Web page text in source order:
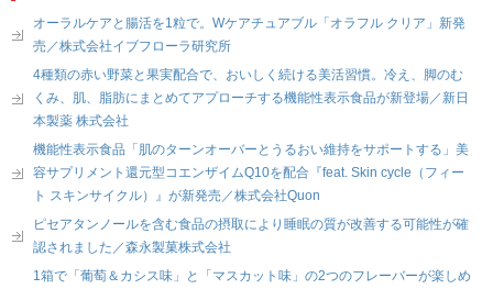
オーラルケアと腸活を1粒で。Wケアチュアブル「オラフル クリア」新発
売／株式会社イブフローラ研究所
4種類の赤い野菜と果実配合で、おいしく続ける美活習慣。冷え、脚のむ
くみ、肌、脂肪にまとめてアプローチする機能性表示食品が新登場／新日
本製薬 株式会社
機能性表示食品「肌のターンオーバーとうるおい維持をサポートする」美
容サプリメント還元型コエンザイムQ10を配合『feat. Skin cycle（フィー
ト スキンサイクル）』が新発売／株式会社Quon
ピセアタンノールを含む食品の摂取により睡眠の質が改善する可能性が確
認されました／森永製菓株式会社
1箱で「葡萄＆カシス味」と「マスカット味」の2つのフレーバーが楽しめ